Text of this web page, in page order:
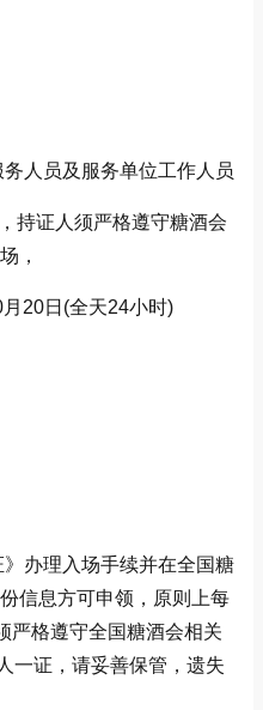
人员及服务单位工作人员
持证人须严格遵守糖酒会
，
20日(全天24小时)
办理入场手续并在全国糖
信息方可申领，原则上每
严格遵守全国糖酒会相关
一证，请妥善保管，遗失